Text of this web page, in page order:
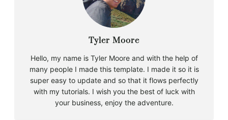
Tyler Moore
Hello, my name is Tyler Moore and with the help of
many people I made this template. I made it so it is
super easy to update and so that it flows perfectly
with my tutorials. I wish you the best of luck with
your business, enjoy the adventure.